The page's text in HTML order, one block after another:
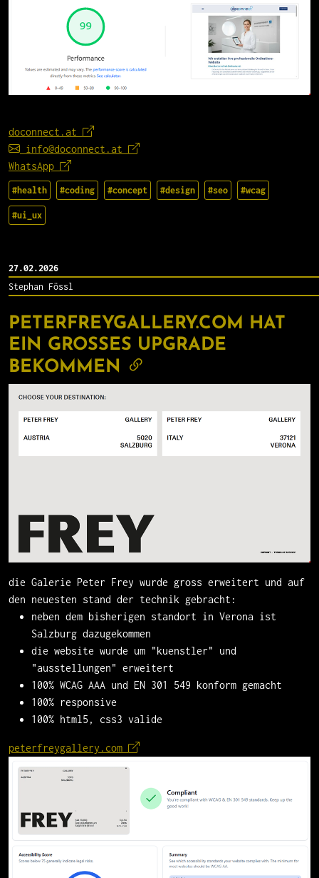
doconnect.at
info@doconnect.at
WhatsApp
#health #coding #concept #design #seo #wcag
#ui_ux
27.02.2026
Stephan Fössl
PETERFREYGALLERY.COM HAT
EIN GROSSES UPGRADE
BEKOMMEN
die Galerie Peter Frey wurde gross erweitert und auf
den neuesten stand der technik gebracht:
neben dem bisherigen standort in Verona ist
Salzburg dazugekommen
die website wurde um "kuenstler" und
"ausstellungen" erweitert
100% WCAG AAA und EN 301 549 konform gemacht
100% responsive
100% html5, css3 valide
peterfreygallery.com